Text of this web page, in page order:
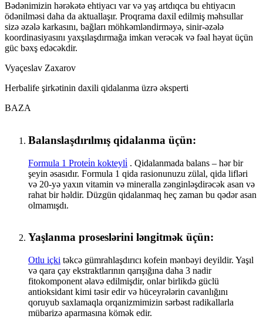
Bədənimizin hərəkətə ehtiyacı var və yaş artdıqca bu ehtiyacın
ödənilməsi daha da aktuallaşır. Proqrama daxil edilmiş məhsullar
sizə əzələ karkasını, bağları möhkəmləndirməyə, sinir-əzələ
koordinasiyasını yaxşılaşdırmağa imkan verəcək və fəal həyat üçün
güc bəxş edəcəkdir.
Vyaçeslav Zaxarov
Herbalife şirkətinin daxili qidalanma üzrə əksperti
BAZA
Balanslaşdırılmış qidalanma üçün:
Formula 1 Protei̇n kokteyli̇ . Qidalanmada balans – hər bir
şeyin əsasıdır. Formula 1 qida rasionunuzu zülal, qida lifləri
və 20-yə yaxın vitamin və mineralla zənginləşdirəcək asan və
rahat bir həldir. Düzgün qidalanmaq heç zaman bu qədər asan
olmamışdı.
Yaşlanma proseslərini ləngitmək üçün:
Otlu içki təkcə gümrahlaşdırıcı kofein mənbəyi deyildir. Yaşıl
və qara çay ekstraktlarının qarışığına daha 3 nadir
fitokomponent əlavə edilmişdir, onlar birlikdə güclü
antioksidant kimi təsir edir və hüceyrələrin cavanlığını
qoruyub saxlamaqla orqanizmimizin sərbəst radikallarla
mübarizə aparmasına kömək edir.